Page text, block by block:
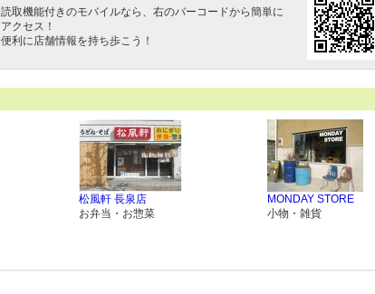
読取機能付きのモバイルなら、右のバーコードから簡単に
アクセス！
便利に店舗情報を持ち歩こう！
松風軒 長泉店
お弁当・お惣菜
MONDAY STORE
小物・雑貨